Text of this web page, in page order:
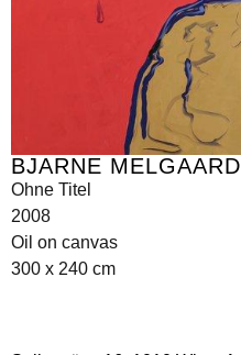
BJARNE MELGAARD
Ohne Titel
2008
Oil on canvas
300 x 240 cm